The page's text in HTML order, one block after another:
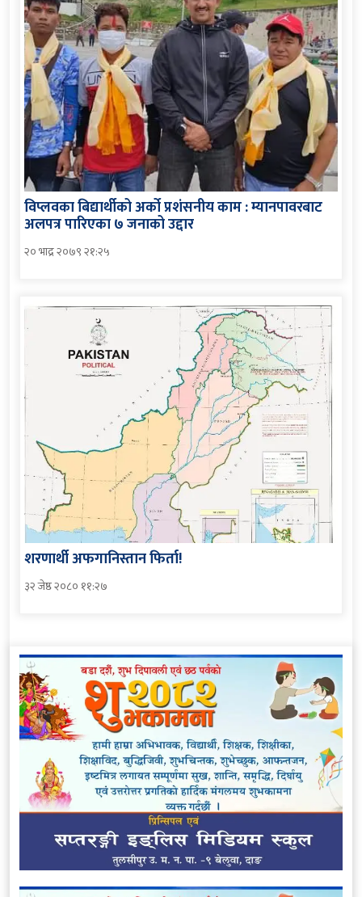
विप्लवका बिद्यार्थीको अर्को प्रशंसनीय काम : म्यानपावरबाट
अलपत्र पारिएका ७ जनाको उद्दार
२० भाद्र २०७९ २१:२५
शरणार्थी अफगानिस्तान फिर्ता!
३२ जेष्ठ २०८० ११:२७